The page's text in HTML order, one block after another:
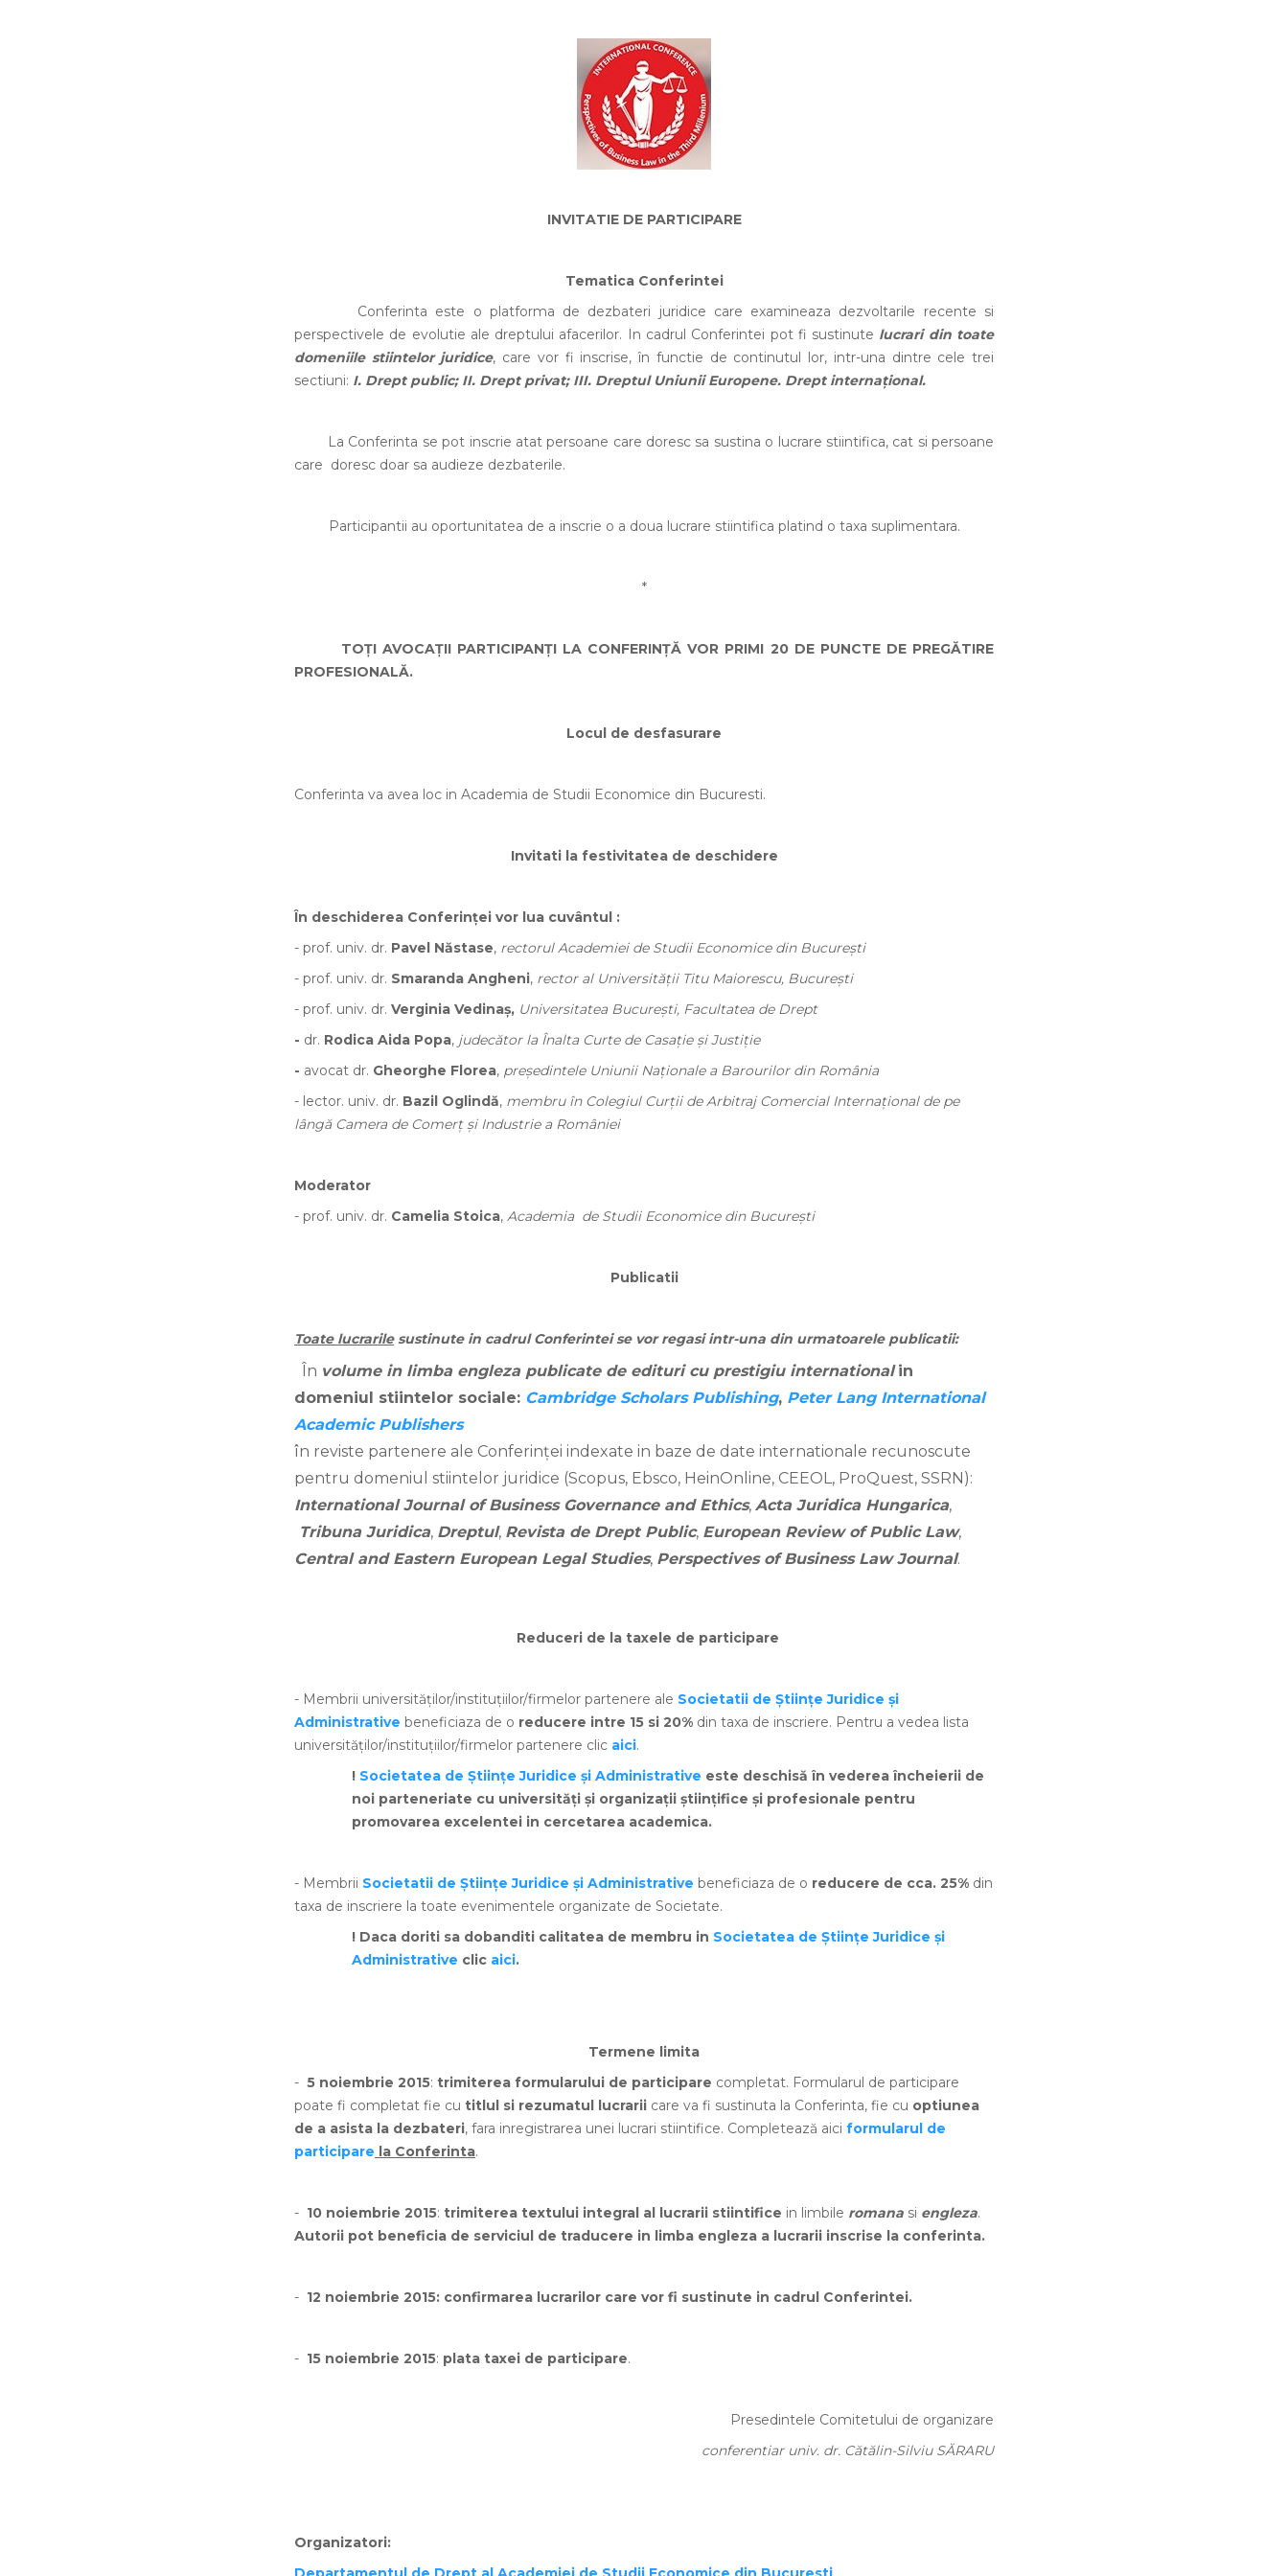
INVITATIE DE PARTICIPARE
Tematica Conferintei
Conferinta este o platforma de dezbateri juridice care examineaza dezvoltarile recente si
perspectivele de evolutie ale dreptului afacerilor. In cadrul Conferintei pot fi sustinute lucrari din toate
domeniile stiintelor juridice, care vor fi inscrise, în functie de continutul lor, intr-una dintre cele trei
sectiuni: I. Drept public; II. Drept privat; III. Dreptul Uniunii Europene. Drept internațional.
La Conferinta se pot inscrie atat persoane care doresc sa sustina o lucrare stiintifica, cat si persoane
care doresc doar sa audieze dezbaterile.
Participantii au oportunitatea de a inscrie o a doua lucrare stiintifica platind o taxa suplimentara.
*
TOȚI AVOCAȚII PARTICIPANȚI LA CONFERINȚĂ VOR PRIMI 20 DE PUNCTE DE PREGĂTIRE
PROFESIONALĂ.
Locul de desfasurare
Conferinta va avea loc in Academia de Studii Economice din Bucuresti.
Invitati la festivitatea de deschidere
În deschiderea Conferinței vor lua cuvântul :
- prof. univ. dr. Pavel Năstase, rectorul Academiei de Studii Economice din București
- prof. univ. dr. Smaranda Angheni, rector al Universității Titu Maiorescu, București
- prof. univ. dr. Verginia Vedinaș, Universitatea București, Facultatea de Drept
- dr. Rodica Aida Popa, judecător la Înalta Curte de Casație și Justiție
- avocat dr. Gheorghe Florea, președintele Uniunii Naționale a Barourilor din România
- lector. univ. dr. Bazil Oglindă, membru în Colegiul Curţii de Arbitraj Comercial Internaţional de pe
lângă Camera de Comerţ şi Industrie a României
Moderator
- prof. univ. dr. Camelia Stoica, Academia de Studii Economice din București
Publicatii
Toate lucrarilesustinute in cadrul Conferintei se vor regasi intr-una din urmatoarele publicatii:
În volume in limba engleza publicate de edituri cu prestigiu international in
domeniul stiintelor sociale: Cambridge Scholars Publishing, Peter Lang International
Academic Publishers
în reviste partenere ale Conferinței indexate in baze de date internationale recunoscute
pentru domeniul stiintelor juridice (Scopus, Ebsco, HeinOnline, CEEOL, ProQuest, SSRN):
International Journal of Business Governance and Ethics, Acta Juridica Hungarica,
Tribuna Juridica, Dreptul, Revista de Drept Public, European Review of Public Law,
Central and Eastern European Legal Studies, Perspectives of Business Law Journal.
Reduceri de la taxele de participare
- Membrii universităților/instituțiilor/firmelor partenere ale Societatii de Științe Juridice și
Administrative beneficiaza de o reducere intre 15 si 20% din taxa de inscriere. Pentru a vedea lista
universităților/instituțiilor/firmelor partenere clic aici.
! Societatea de Științe Juridice și Administrative este deschisă în vederea încheierii de
noi parteneriate cu universități și organizații științifice și profesionale pentru
promovarea excelentei in cercetarea academica.
- Membrii Societatii de Științe Juridice și Administrative beneficiaza de o reducere de cca. 25% din
taxa de inscriere la toate evenimentele organizate de Societate.
! Daca doriti sa dobanditi calitatea de membru in Societatea de Științe Juridice și
Administrative clic aici.
Termene limita
- 5 noiembrie 2015: trimiterea formularului de participare completat. Formularul de participare
poate fi completat fie cu titlul si rezumatul lucrarii care va fi sustinuta la Conferinta, fie cu optiunea
de a asista la dezbateri, fara inregistrarea unei lucrari stiintifice. Completează aici formularul de
participare la Conferinta.
- 10 noiembrie 2015: trimiterea textului integral al lucrarii stiintifice in limbile romana si engleza.
Autorii pot beneficia de serviciul de traducere in limba engleza a lucrarii inscrise la conferinta.
- 12 noiembrie 2015: confirmarea lucrarilor care vor fi sustinute in cadrul Conferintei.
- 15 noiembrie 2015: plata taxei de participare.
Presedintele Comitetului de organizare
conferentiar univ. dr. Cătălin-Silviu SĂRARU
Organizatori: